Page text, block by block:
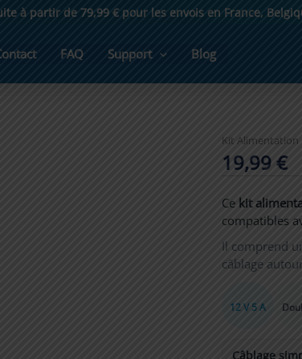
à partir de 79,99 € pour les envois en France,
FAQ Support Blog
Kit Alimentation
19,99€
Ce kit
compatibles
Il comprend
câblage
12 V 5 A
Câblage